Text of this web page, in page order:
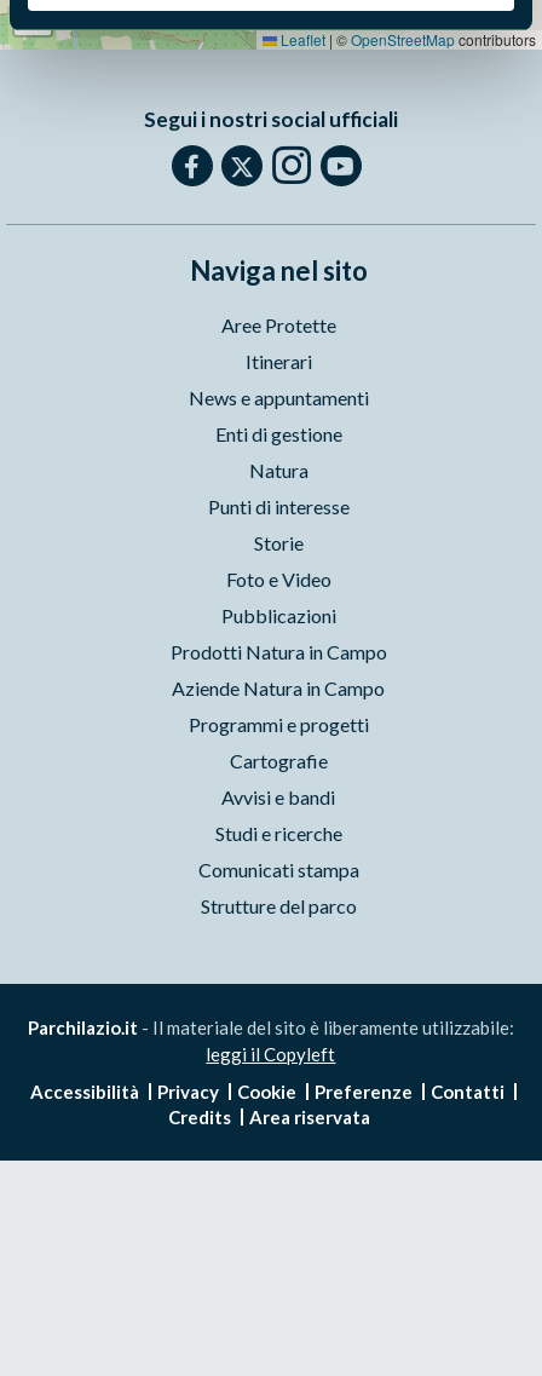
−
Leaflet | ©OpenStreetMapcontributors
Segui i nostri social ufficiali
Naviga nel sito
Aree Protette
Itinerari
News e appuntamenti
Enti di gestione
Natura
Punti di interesse
Storie
Foto e Video
Pubblicazioni
Prodotti Natura in Campo
Aziende Natura in Campo
Programmi e progetti
Cartografie
Avvisi e bandi
Studi e ricerche
Comunicati stampa
Strutture del parco
Parchilazio.it - Il materiale del sito è liberamente utilizzabile:
leggi il Copyleft
Accessibilità
Privacy Cookie Preferenze
Contatti
Credits
Area riservata